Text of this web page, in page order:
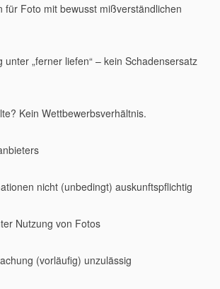
für Foto mit bewusst mißverständlichen
unter „ferner liefen“ – kein Schadensersatz
Kein Wettbewerbsverhältnis.
nicht (unbedingt) auskunftspflichtig
Nutzung von Fotos
(vorläufig) unzulässig